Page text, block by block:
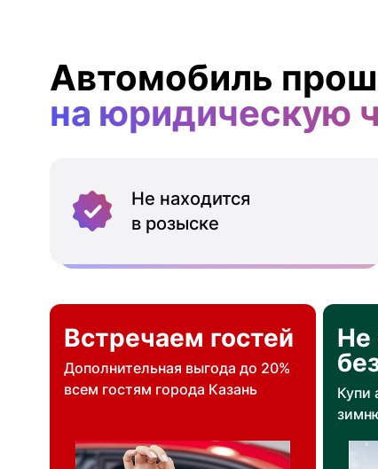
Автомобиль
на юридическую
Не находится
в розыске
Встречаем гостей
Дополнительная выгода до 20%
всем гостям города Казань
Не
Купи